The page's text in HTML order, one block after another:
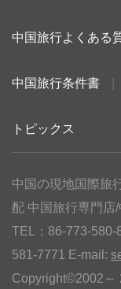
中国旅行よくある
中国旅行条件書
トピックス
中国の現地国際旅
配 中国旅行専門店
TEL：86-773-580-
581-7771 E-mail:
Copyright©2002～